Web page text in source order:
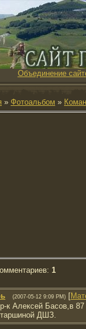
Объединение
» Фотоальбом »
: 1
(2007-05-12 9:09 PM) [
к Алексей Басов,в
ДШЗ.